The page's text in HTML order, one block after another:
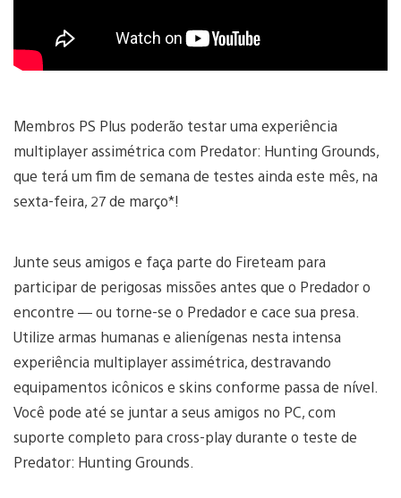
Membros PS Plus poderão testar uma experiência
multiplayer assimétrica com Predator: Hunting Grounds,
que terá um fim de semana de testes ainda este mês, na
sexta-feira, 27 de março*!
Junte seus amigos e faça parte do Fireteam para
participar de perigosas missões antes que o Predador o
encontre — ou torne-se o Predador e cace sua presa.
Utilize armas humanas e alienígenas nesta intensa
experiência multiplayer assimétrica, destravando
equipamentos icônicos e skins conforme passa de nível.
Você pode até se juntar a seus amigos no PC, com
suporte completo para cross-play durante o teste de
Predator: Hunting Grounds.